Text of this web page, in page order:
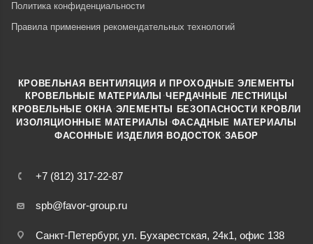
Политика конфиденциальности
Правила применения рекомендательных технологий
+7 (812) 317-22-87
spb@favor-group.ru
Санкт-Петербург, ул. Бухарестская, 24к1, офис 138
КРОВЕЛЬНАЯ ВЕНТИЛЯЦИЯ И ПРОХОДНЫЕ ЭЛЕМЕНТЫ
КРОВЕЛЬНЫЕ МАТЕРИАЛЫ ·ЧЕРДАЧНЫЕ ЛЕСТНИЦЫ
КРОВЕЛЬНЫЕ ОКНА ·ЭЛЕМЕНТЫ БЕЗОПАСНОСТИ КРОВЛИ
ИЗОЛЯЦИОННЫЕ МАТЕРИАЛЫ ·ФАСАДНЫЕ МАТЕРИАЛЫ
ФАСОННЫЕ ИЗДЕЛИЯ·ВОДОСТОК ·ЗАБОР